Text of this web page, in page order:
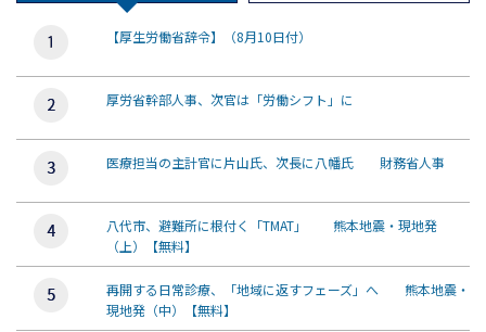
【厚生労働省辞令】（8月10日付）
厚労省幹部人事、次官は「労働シフト」に
医療担当の主計官に片山氏、次長に八幡氏 財務省人事
八代市、避難所に根付く「TMAT」 熊本地震・現地発
（上）【無料】
再開する日常診療、「地域に返すフェーズ」へ 熊本地震・
現地発（中）【無料】